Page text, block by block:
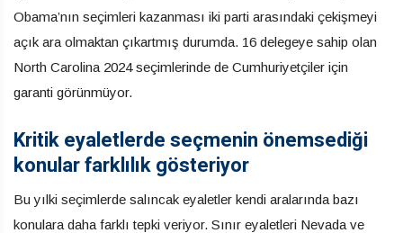
Obama’nın seçimleri kazanması iki parti arasındaki çekişmeyi
açık ara olmaktan çıkartmış durumda. 16 delegeye sahip olan
North Carolina 2024 seçimlerinde de Cumhuriyetçiler için
garanti görünmüyor.
Kritik eyaletlerde seçmenin önemsediği
konular farklılık gösteriyor
Bu yılki seçimlerde salıncak eyaletler kendi aralarında bazı
konulara daha farklı tepki veriyor. Sınır eyaletleri Nevada ve